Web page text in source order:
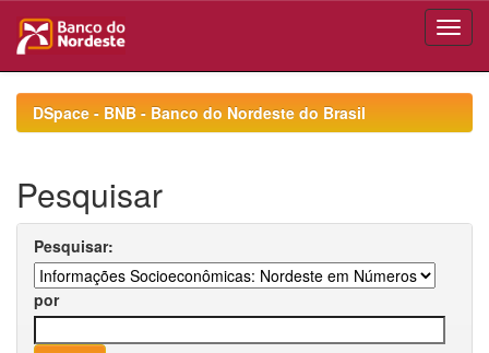
navigationDSpace - BNB - Banco do Nordeste do Brasil
Pesquisar
Pesquisar:
por